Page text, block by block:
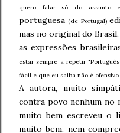
quero falar só do assunto
portuguesa (de Portugal)
mas no original do
as expressões
estar sempre a repetir
fácil e que eu saiba não é
A autora, muito
contra povo nenhum no
muito bem escreveu o
muito bem, nem